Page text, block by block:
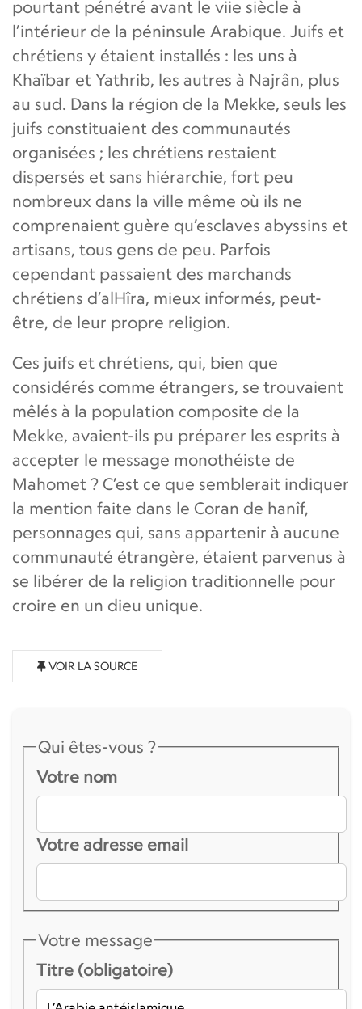
pourtant pénétré avant le viie siècle à
l’intérieur de la péninsule Arabique. Juifs et
chrétiens y étaient installés : les uns à
Khaïbar et Yathrib, les autres à Najrân, plus
au sud. Dans la région de la Mekke, seuls les
juifs constituaient des communautés
organisées ; les chrétiens restaient
dispersés et sans hiérarchie, fort peu
nombreux dans la ville même où ils ne
comprenaient guère qu’esclaves abyssins et
artisans, tous gens de peu. Parfois
cependant passaient des marchands
chrétiens d’alHîra, mieux informés, peut-
être, de leur propre religion.
Ces juifs et chrétiens, qui, bien que
considérés comme étrangers, se trouvaient
mêlés à la population composite de la
Mekke, avaient-ils pu préparer les esprits à
accepter le message monothéiste de
Mahomet ? C’est ce que semblerait indiquer
la mention faite dans le Coran de hanîf,
personnages qui, sans appartenir à aucune
communauté étrangère, étaient parvenus à
se libérer de la religion traditionnelle pour
croire en un dieu unique.
VOIR LA SOURCE
Qui êtes-vous ?
Votre nom
Votre adresse email
Votre message
Titre (obligatoire)